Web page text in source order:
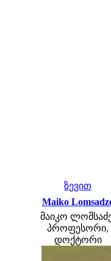
ზევით
Maiko
მაიკო
პროფესორი,
დოქტორი